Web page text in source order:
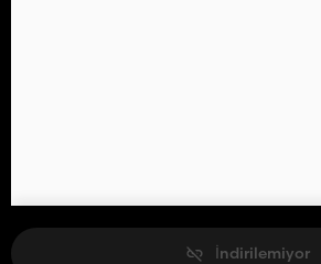
İndirilemiyor